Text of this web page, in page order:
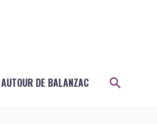
AUTOUR DE BALANZAC